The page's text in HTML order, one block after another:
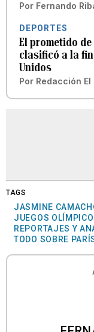
Por Fernando
DEPORTES
El prometido
clasificó a la
Unidos
Por Redacción El
TAGS
JASMINE
JUEGOS
REPORTAJES Y
TODO SOBRE